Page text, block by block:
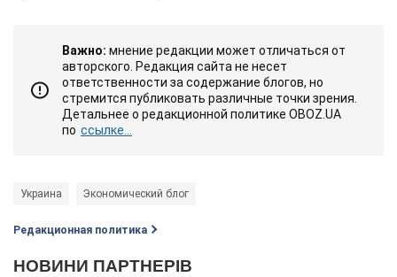
Важно: мнение редакции может отличаться от
авторского. Редакция сайта не несет
ответственности за содержание блогов, но
стремится публиковать различные точки зрения.
Детальнее о редакционной политике OBOZ.UA
по ссылке...
Украина Экономический блог
Редакционная политика